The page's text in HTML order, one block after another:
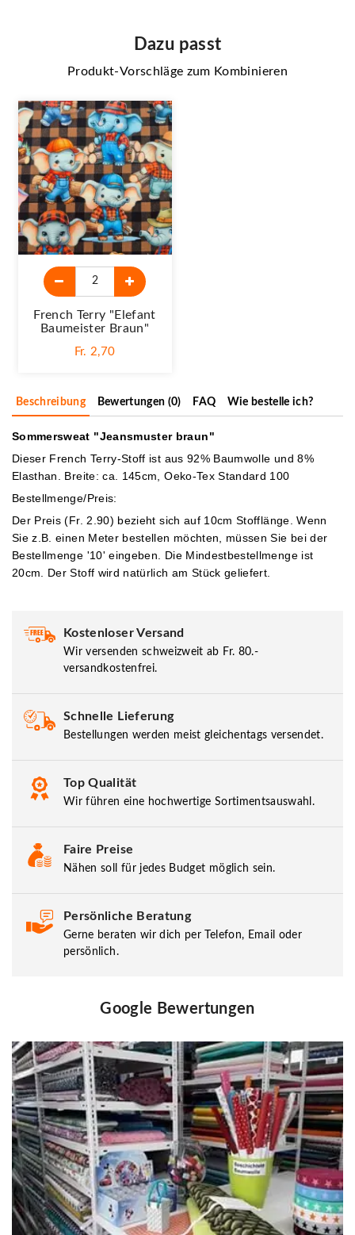
Dazu passt
Produkt-Vorschläge zum Kombinieren
French Terry "Elefant
Baumeister Braun"
Fr. 2,70
Beschreibung Bewertungen (0) FAQ Wie bestelle ich?
Sommersweat "Jeansmuster braun"
Dieser French Terry-Stoff ist aus 92% Baumwolle und 8%
Elasthan. Breite: ca. 145cm, Oeko-Tex Standard 100
Bestellmenge/Preis:
Der Preis (Fr. 2.90) bezieht sich auf 10cm Stofflänge. Wenn
Sie z.B. einen Meter bestellen möchten, müssen Sie bei der
Bestellmenge '10' eingeben. Die Mindestbestellmenge ist
20cm. Der Stoff wird natürlich am Stück geliefert.
Kostenloser Versand
Wir versenden schweizweit ab Fr. 80.-
versandkostenfrei.
Schnelle Lieferung
Bestellungen werden meist gleichentags versendet.
Top Qualität
Wir führen eine hochwertige Sortimentsauswahl.
Faire Preise
Nähen soll für jedes Budget möglich sein.
Persönliche Beratung
Gerne beraten wir dich per Telefon, Email oder
persönlich.
Google Bewertungen